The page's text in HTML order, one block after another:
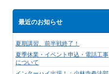
最近のお知らせ
夏期講習、前半戦終了！
夏季休業・イベント申込・電話工事
について